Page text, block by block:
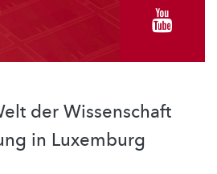
der Wissenschaft
in Luxemburg